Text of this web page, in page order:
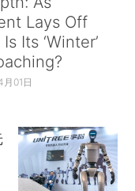
Lays Off
Its ‘Winter’
01日